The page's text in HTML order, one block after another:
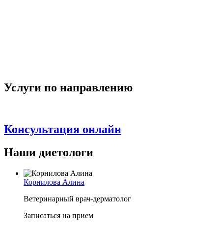
Услуги по направлению
Консультация онлайн
Наши диетологи
Корнилова Алина
Ветеринарный врач-дерматолог
Записаться на прием